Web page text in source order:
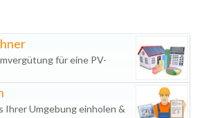
für eine PV-
Ihrer Umgebung einholen &